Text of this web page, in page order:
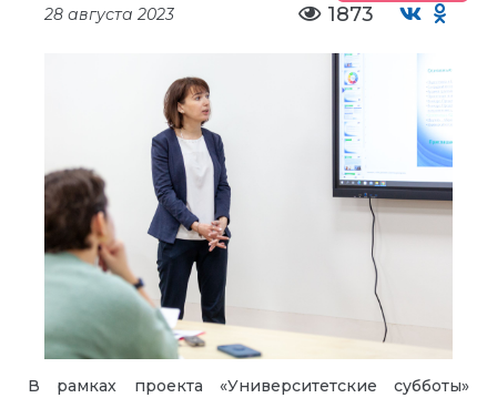
28 августа 2023 1873
В рамках проекта «Университетские субботы»